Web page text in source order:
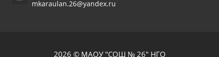
mkaraulan.26@yandex.ru
2026 © МАОУ "СОШ № 26" НГО